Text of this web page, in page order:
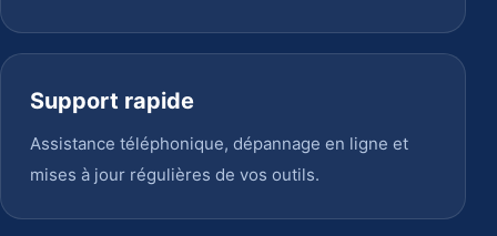
Support rapide
Assistance téléphonique, dépannage en ligne et
mises à jour régulières de vos outils.